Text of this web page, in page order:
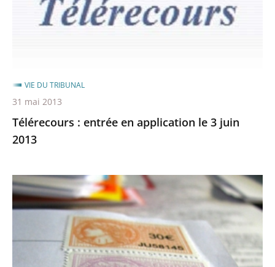
entrée
juin
2013
Télérecours : entrée en application le 3 juin
2013
VIE DU TRIBUNAL
31 mai 2013
Suppression
du